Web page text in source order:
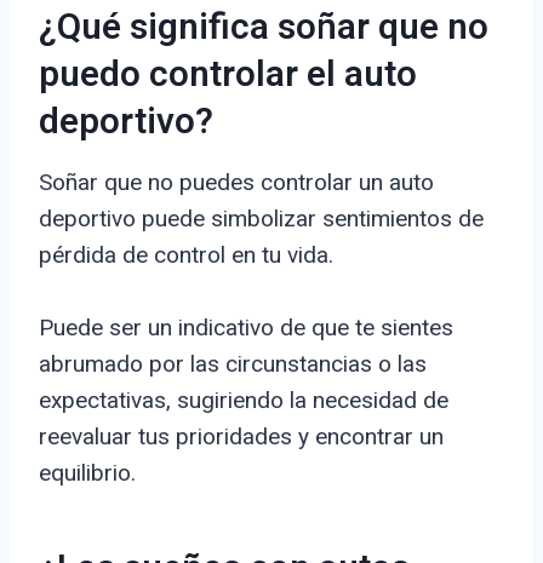
¿Qué significa soñar que no
puedo controlar el auto
deportivo?
Soñar que no puedes controlar un auto
deportivo puede simbolizar sentimientos de
pérdida de control en tu vida.
Puede ser un indicativo de que te sientes
abrumado por las circunstancias o las
expectativas, sugiriendo la necesidad de
reevaluar tus prioridades y encontrar un
equilibrio.